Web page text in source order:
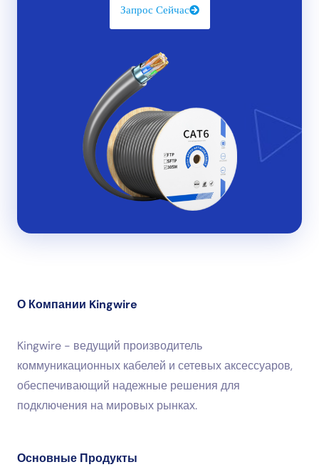
Запрос Сейчас
О Компании Kingwire
Kingwire - ведущий производитель
коммуникационных кабелей и сетевых аксессуаров,
обеспечивающий надежные решения для
подключения на мировых рынках.
Основные Продукты